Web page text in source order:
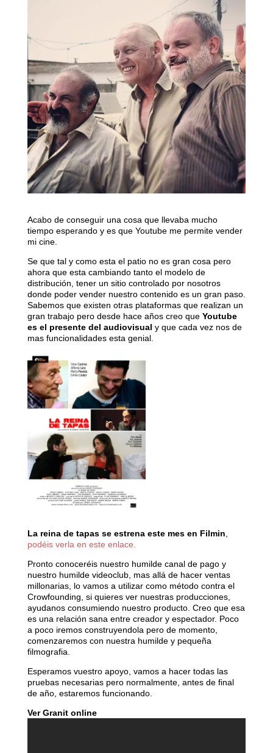
Acabo de conseguir una cosa que llevaba mucho
tiempo esperando y es que Youtube me permite vender
mi cine.
Se que tal y como esta el patio no es gran cosa pero
ahora que esta cambiando tanto el modelo de
distribución, tener un sitio controlado por nosotros
donde poder vender nuestro contenido es un gran paso.
Sabemos que existen otras plataformas que realizan un
gran trabajo pero desde hace años creo que Youtube
es el presente del audiovisual y que cada vez nos de
mas funcionalidades esta genial.
La reina de tapas se estrena este mes en Filmin
podéis verla en este enlace.
Pronto conoceréis nuestro humilde canal de pago y
nuestro humilde videoclub, mas allá de hacer ventas
millonarias, lo vamos a utilizar como método contra el
Crowfounding, si quieres ver nuestras producciones,
ayudanos consumiendo nuestro producto. Creo que esa
es una relación sana entre creador y espectador. Poco
a poco iremos construyendola pero de momento,
comenzaremos con nuestra humilde y pequeña
filmografia.
Esperamos vuestro apoyo, vamos a hacer todas las
pruebas necesarias pero normalmente, antes de final
de año, estaremos funcionando.
Ver Granit online